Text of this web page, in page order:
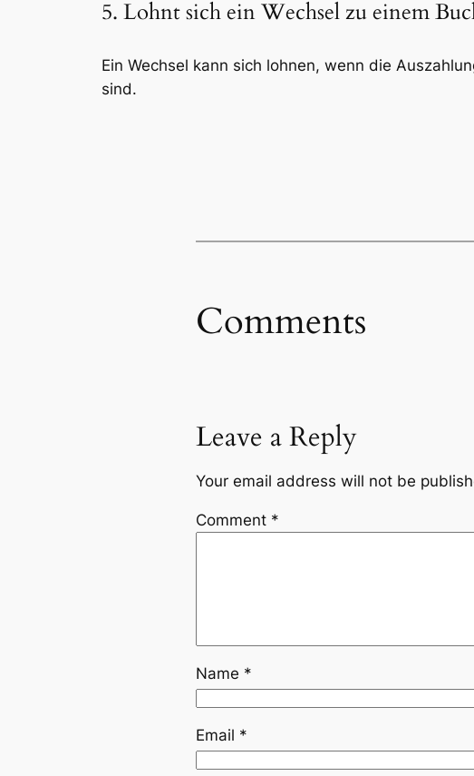
5. Lohnt sich ein Wechsel zu einem
Ein Wechsel kann sich lohnen, wenn die
sind.
Comments
Leave a Reply
Your email address will not be
Comment *
Name *
Email *